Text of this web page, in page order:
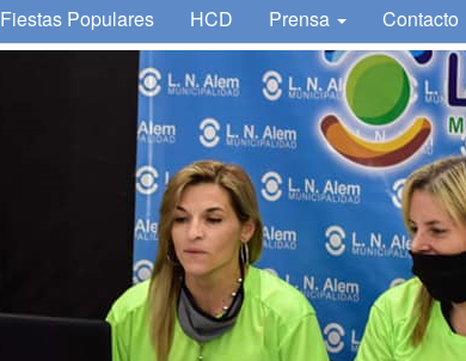
Fiestas Populares HCD Prensa Contacto